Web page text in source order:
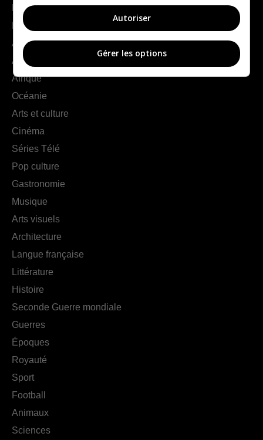
France
Europe
Amériques
Asie
Afrique
Océanie
Arts et culture
Cinéma
Séries Télé
Pop culture
Gastronomie
Musique
Arts visuels
Architecture
Langue française
Littérature
Histoire
Seconde Guerre mondiale
Guerres
Époques
Royauté
Sport
Football
Animaux
Sciences
Autoriser
Gérer les options